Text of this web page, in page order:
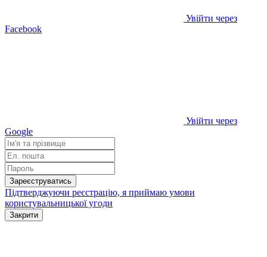
Увійти через
Facebook
Увійти через
Google
Зареєструватись
Підтверджуючи реєстрацію, я приймаю умови
користувальницької угоди
Закрити